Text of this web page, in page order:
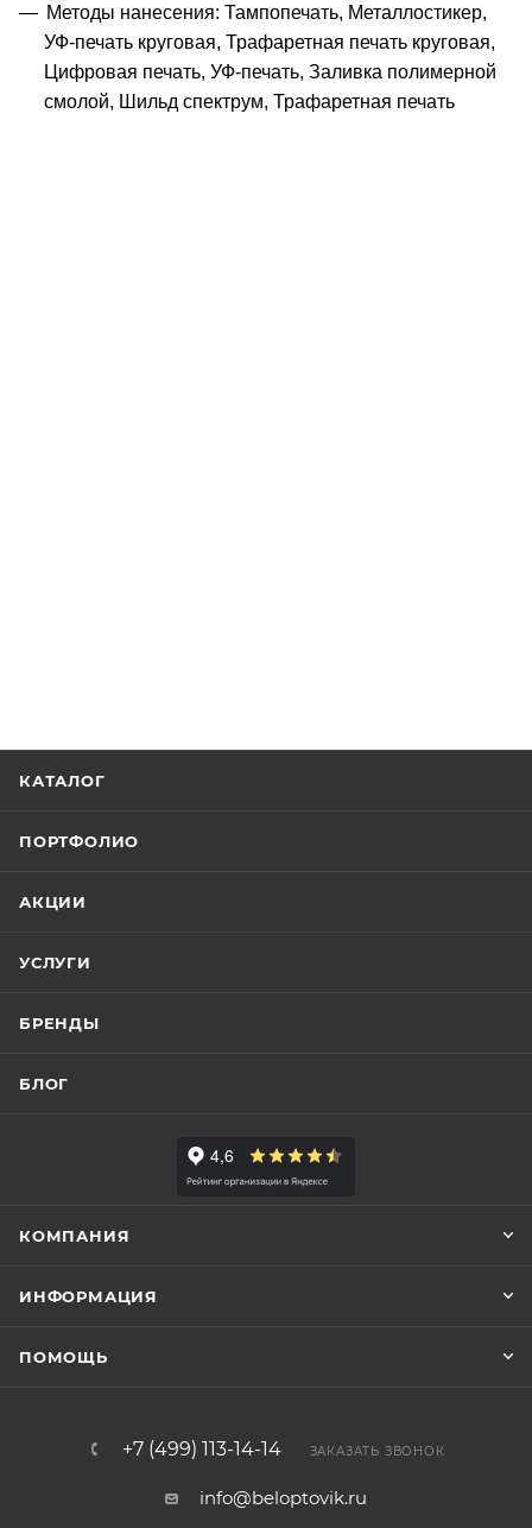
Методы нанесения: Тампопечать, Металлостикер,
УФ-печать круговая, Трафаретная печать круговая,
Цифровая печать, УФ-печать, Заливка полимерной
смолой, Шильд спектрум, Трафаретная печать
КАТАЛОГ
ПОРТФОЛИО
АКЦИИ
УСЛУГИ
БРЕНДЫ
БЛОГ
КОМПАНИЯ
ИНФОРМАЦИЯ
ПОМОЩЬ
+7 (499) 113-14-14 ЗАКАЗАТЬ ЗВОНОК
info@beloptovik.ru